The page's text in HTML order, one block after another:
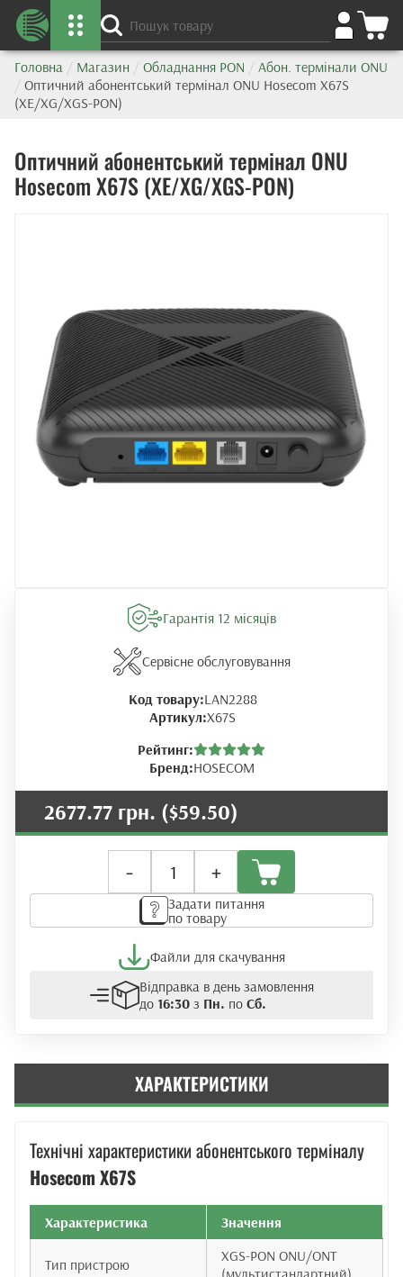
Головна / Магазин / Обладнання PON / Абон. термінали ONU
/ Оптичний абонентський термінал ONU Hosecom X67S
(XE/XG/XGS-PON)
Оптичний абонентський термінал ONU
Hosecom X67S (XE/XG/XGS-PON)
Гарантія 12 місяців
Сервісне обслуговування
Код товару:LAN2288
Артикул:X67S
Рейтинг:
Бренд:HOSECOM
2677.77 грн. ($59.50)
-
абонентський
термінал
ONU
Hosecom
X67S
(XE/XG/XGS-
PON)
кількість
+
Задати питання
по товару
Файли для скачування
Відправка в день замовлення
до 16:30з Пн. по Сб.
ХАРАКТЕРИСТИКИ
Технічні характеристики абонентського терміналу
Hosecom X67S
Характеристика Значення
Тип пристрою
XGS-PON ONU/ONT
(мультистандартний)